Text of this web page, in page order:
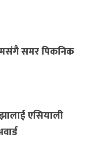
समर पिकनिक
एसियाली